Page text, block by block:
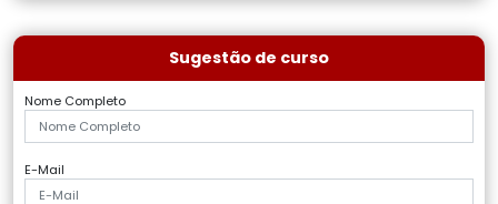
Sugestão de curso
Nome Completo
E-Mail